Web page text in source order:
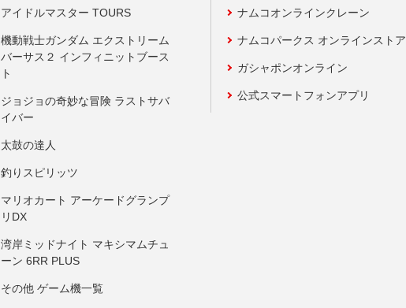
アイドルマスター TOURS
機動戦士ガンダム エクストリーム
バーサス２ インフィニットブース
ト
ジョジョの奇妙な冒険 ラストサバ
イバー
太鼓の達人
釣りスピリッツ
マリオカート アーケードグランプ
リDX
湾岸ミッドナイト マキシマムチュ
ーン 6RR PLUS
その他 ゲーム機一覧
ナムコオンラインクレーン
ナムコパークス オンラインストア
ガシャポンオンライン
公式スマートフォンアプリ